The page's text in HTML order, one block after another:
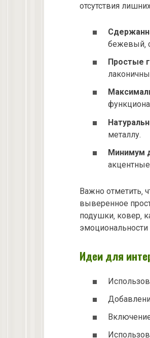
отсутствия
бежевый‚
Простые
металлу.
Минимум
акцентные
Важно отметить‚
выверенное
подушки‚ ковер‚
Идеи для